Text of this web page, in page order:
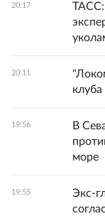
20:17
ТАСС:
20:11
19:56
В
море
19:55
Экс-